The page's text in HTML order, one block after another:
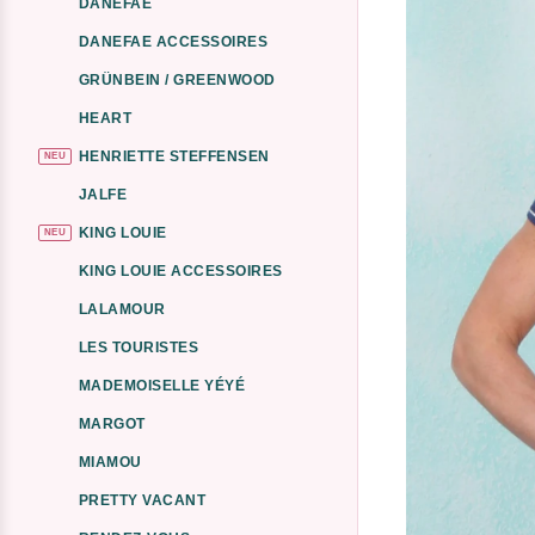
DANEFAE
DANEFAE ACCESSOIRES
GRÜNBEIN / GREENWOOD
HEART
NEU HENRIETTE STEFFENSEN
JALFE
NEU KING LOUIE
KING LOUIE ACCESSOIRES
LALAMOUR
LES TOURISTES
MADEMOISELLE YÉYÉ
MARGOT
MIAMOU
PRETTY VACANT